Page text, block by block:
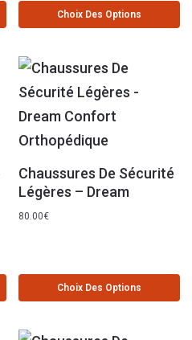
Choix Des Options
Chaussures De Sécurité
Légères – Dream
80.00€
Choix Des Options